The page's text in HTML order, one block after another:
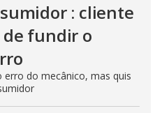
: cliente
de fundir o
do mecânico, mas quis